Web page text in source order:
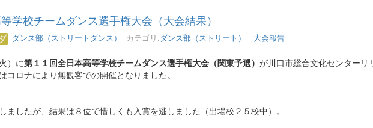
学校チームダンス選手権大会（大会結果）
ダンス部（ストリートダンス） カテゴリ:ダンス部（ストリート） 大会報告
）に第１１回全日本高等学校チームダンス選手権大会（関東予選） が川口市総合文化センターリ
コロナにより無観客での開催となりました。
ましたが、結果は８位で惜しくも入賞を逃しました（出場校２５校中）。